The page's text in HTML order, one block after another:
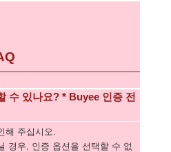
수 있나요? * Buyee 인증 전
해 주십시오.
경우, 인증 옵션을 선택할 수 없